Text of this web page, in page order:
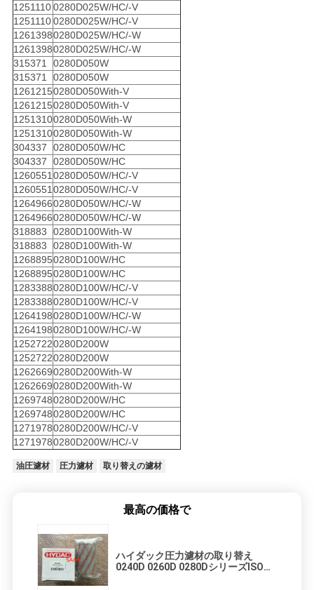
12511100280D025W/HC/-V
12511100280D025W/HC/-V
12613980280D025W/HC/-W
12613980280D025W/HC/-W
315371
0280D050W
315371
0280D050W
12612150280D050With-V
12612150280D050With-V
12513100280D050With-W
12513100280D050With-W
304337
0280D050W/HC
304337
0280D050W/HC
1260551 0280D050W/HC/-V
1260551 0280D050W/HC/-V
12649660280D050W/HC/-W
12649660280D050W/HC/-W
318883
0280D100With-W
318883
0280D100With-W
12688950280D100W/HC
12688950280D100W/HC
12833880280D100W/HC/-V
12833880280D100W/HC/-V
12641980280D100W/HC/-W
12641980280D100W/HC/-W
12527220280D200W
12527220280D200W
12626690280D200With-W
12626690280D200With-W
12697480280D200W/HC
12697480280D200W/HC
12719780280D200W/HC/-V
12719780280D200W/HC/-V
油圧濾材 圧力濾材 取り替えの濾材
最高の価格で
ハイダック圧力濾材の取り替え
0240D 0260D 0280DシリーズISOは